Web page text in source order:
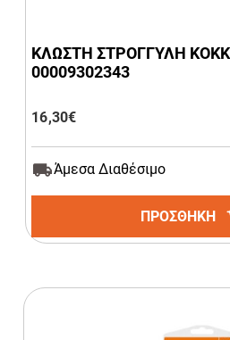
ΚΛΩΣΤΗ ΣΤΡΟΓΓΥΛΗ
00009302343
16,30€
Άμεσα Διαθέσιμο
ΠΡΟΣΘΗΚΗ